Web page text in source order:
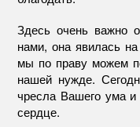
Здесь очень важно
нами, она явилась
мы по праву можем
нашей нужде.
чресла Вашего ума
сердце.